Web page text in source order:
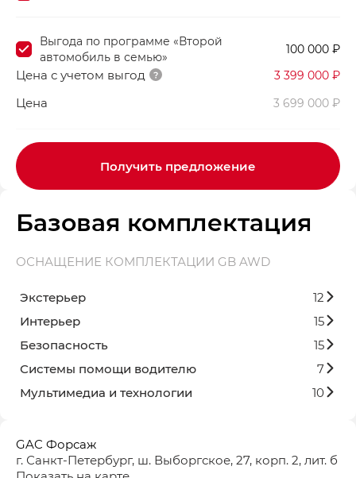
100 000 ₽
Выгода по программе «Второй
автомобиль в семью»
Цена с учетом выгод 3 399 000 ₽
Цена 3 699 000 ₽
Получить предложение
Базовая комплектация
ОСНАЩЕНИЕ КОМПЛЕКТАЦИИ GB AWD
Экстерьер
12
Интерьер
15
Безопасность
15
Системы помощи водителю
7
Мультимедиа и технологии
10
GAC Форсаж
г. Санкт-Петербург, ш. Выборгское, 27, корп. 2, лит. б